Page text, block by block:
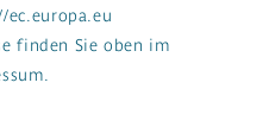
ec.europa.eu
finden Sie oben im